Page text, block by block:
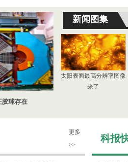
胶球存在
新闻图集
太阳表面最高分辨率图像
来了
更多
>>
科报